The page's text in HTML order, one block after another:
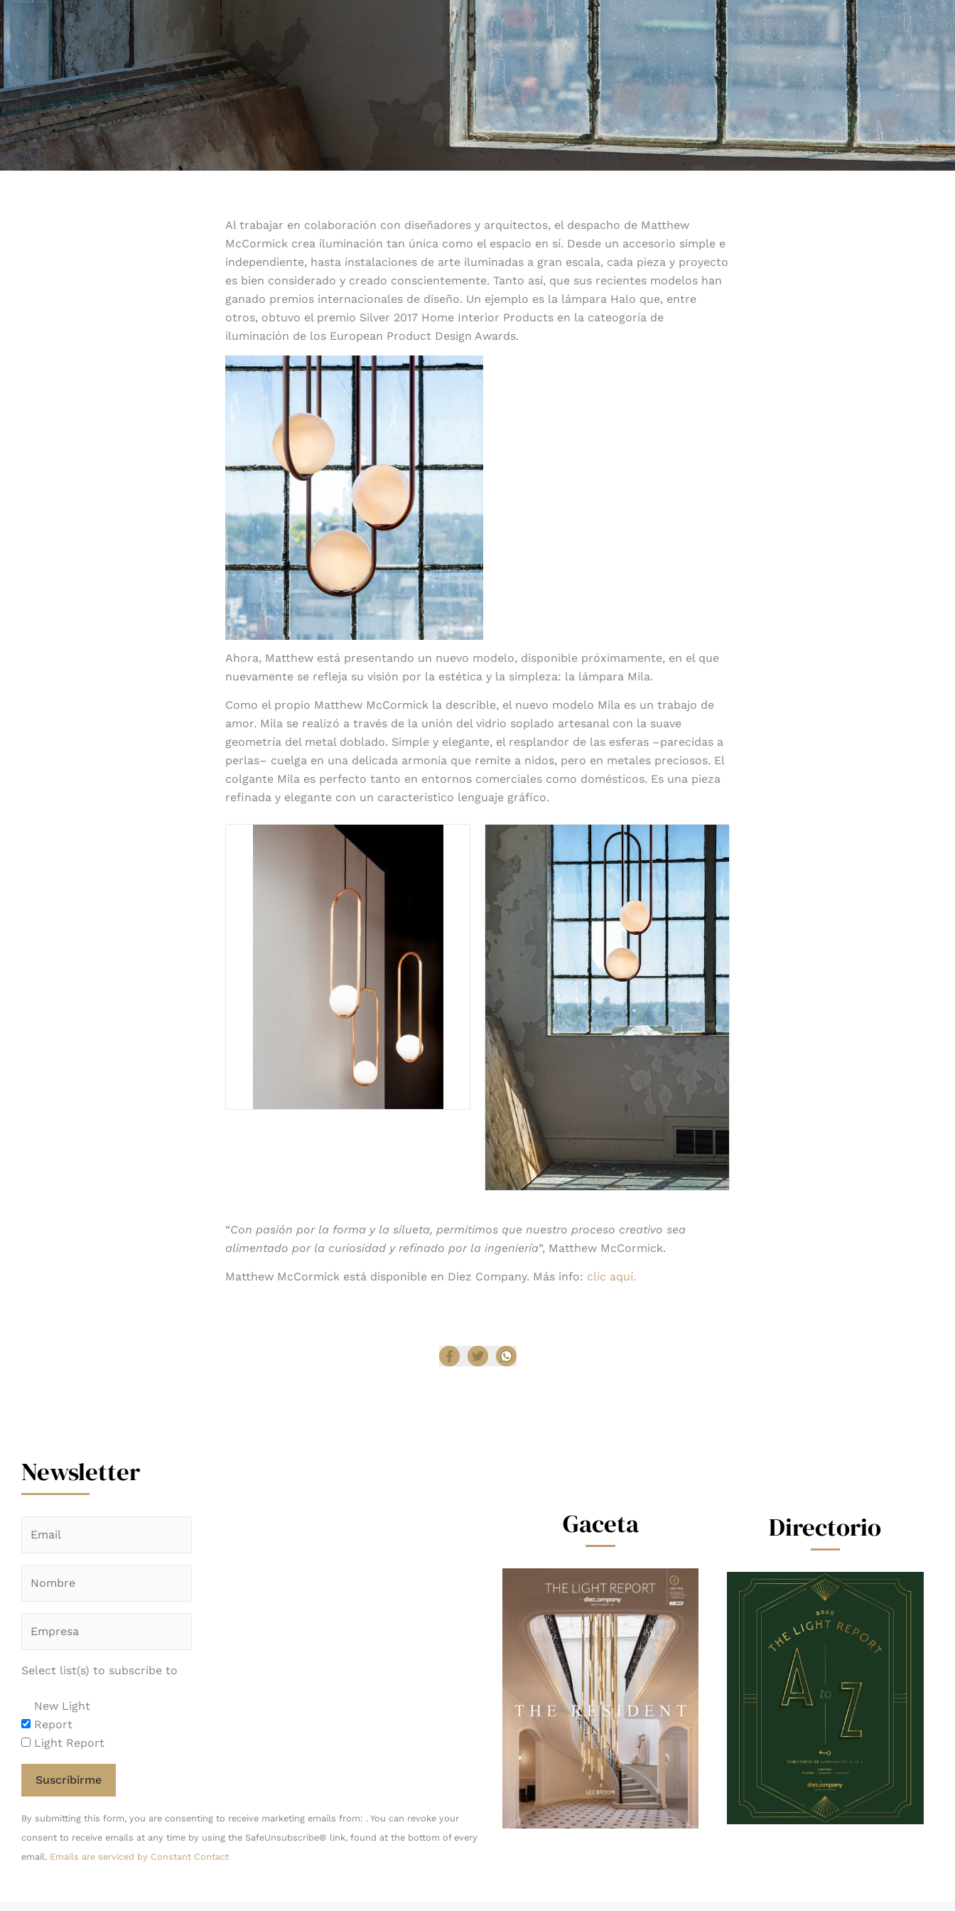
Al trabajar en colaboración con diseñadores y arquitectos, el despacho de Matthew
McCormick crea iluminación tan única como el espacio en sí. Desde un accesorio simple e
independiente, hasta instalaciones de arte iluminadas a gran escala, cada pieza y proyecto
es bien considerado y creado conscientemente. Tanto así, que sus recientes modelos han
ganado premios internacionales de diseño. Un ejemplo es la lámpara Halo que, entre
otros, obtuvo el premio Silver 2017 Home Interior Products en la cateogoría de
iluminación de los European Product Design Awards.
Ahora, Matthew está presentando un nuevo modelo, disponible próximamente, en el que
nuevamente se refleja su visión por la estética y la simpleza: la lámpara Mila.
Como el propio Matthew McCormick la describle, el nuevo modelo Mila es un trabajo de
amor. Mila se realizó a través de la unión del vidrio soplado artesanal con la suave
geometría del metal doblado. Simple y elegante, el resplandor de las esferas –parecidas a
perlas­– cuelga en una delicada armonía que remite a nidos, pero en metales preciosos. El
colgante Mila es perfecto tanto en entornos comerciales como domésticos. Es una pieza
refinada y elegante con un característico lenguaje gráfico.
“Con pasión por la forma y la silueta, permitimos que nuestro proceso creativo sea
alimentado por la curiosidad y refinado por la ingeniería”, Matthew McCormick.
Matthew McCormick está disponible en Diez Company. Más info: clic aquí.
Newsletter
Select list(s) to subscribe to
New Light
Report
Light Report
Constant
Contact
Use.
By submitting this form, you are consenting to receive marketing emails from: . You can revoke your
consent to receive emails at any time by using the SafeUnsubscribe® link, found at the bottom of every
email. Emails are serviced by Constant Contact
Gaceta Directorio